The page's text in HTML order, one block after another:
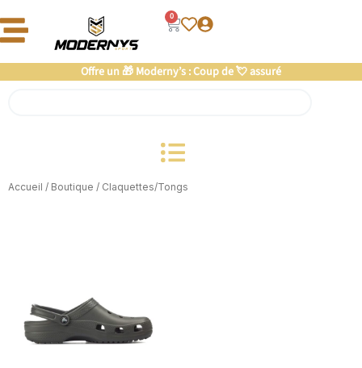
au
0
Panier
Offre un 🎁 Moderny’s : Coup de 💘 assuré
Accueil / Boutique / Claquettes/Tongs